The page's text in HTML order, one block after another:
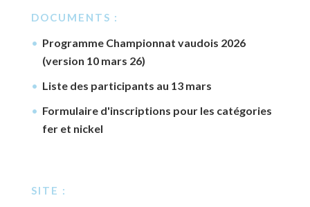
DOCUMENTS :
Programme Championnat vaudois 2026
(version 10 mars 26)
Liste des participants au 13 mars
Formulaire d'inscriptions pour les catégories
fer et nickel
SITE :